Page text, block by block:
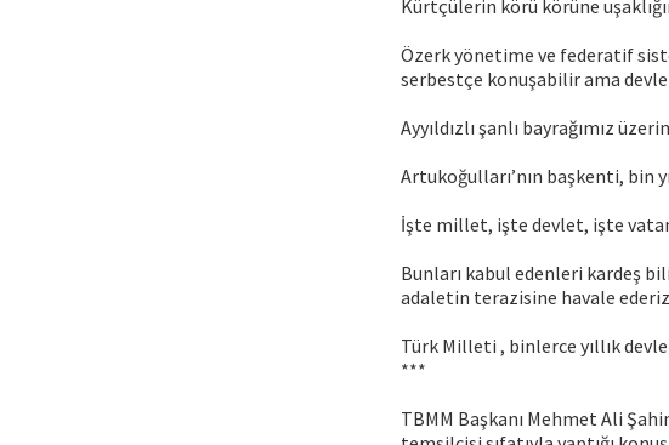
Kürtçülerin körü körüne
Özerk yönetime ve federatif
serbestçe konuşabilir ama
Ayyıldızlı şanlı bayrağımız
Artukoğulları’nın başkenti, bin
İşte millet, işte devlet, işte
Bunları kabul edenleri kardeş
adaletin terazisine havale
Türk Milleti , binlerce yıllık
***
TBMM Başkanı Mehmet Ali